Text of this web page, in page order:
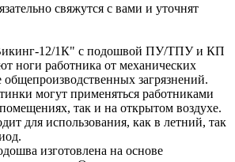
свяжутся с вами и уточнят
12/1К" с подошвой ПУ/ТПУ и КП
ноги работника от механических
общепроизводственных загрязнений.
могут применяться работниками
так и на открытом воздухе.
для использования, как в летний, так
изготовлена на основе